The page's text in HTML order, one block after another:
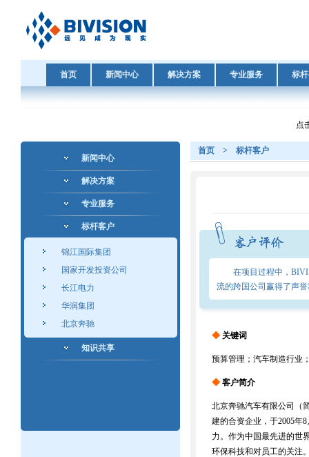
首页 新闻中心 解决方案 专业服务 标
点
新闻中心
解决方案
专业服务
标杆客户
锦江国际集团
国家开发投资公司
长江电力
华润集团
北京奔驰
知识共享
首页 > 标杆客户
在项目过程中，
流的跨国公司赢得了声
◆ 关键词
预算管理；汽车制造行业
◆ 客户简介
北京奔驰汽车有限公司（
建的合资企业，于2005年
力。作为中国最先进的世
环保科技和对员工的关注